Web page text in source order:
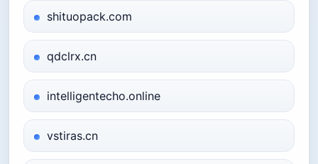
shituopack.com
qdclrx.cn
intelligentecho.online
vstiras.cn